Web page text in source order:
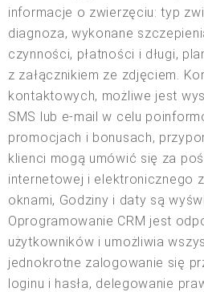
informacje o zwierzęciu: typ
diagnoza, wykonane
czynności, płatności i długi,
z załącznikiem ze zdjęciem.
kontaktowych, możliwe jest
SMS lub e-mail w celu
promocjach i bonusach,
klienci mogą umówić się za
internetowej i elektronicznego
oknami, Godziny i daty są
Oprogramowanie CRM jest
użytkowników i umożliwia
jednokrotne zalogowanie się
loginu i hasła, delegowanie